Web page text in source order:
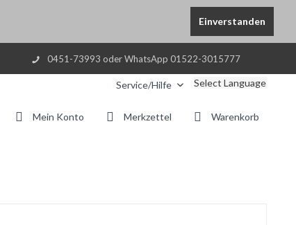
Einverstanden
0451-73993 oder WhatsApp 01522-3015777
Service/Hilfe Select Language
Warenkorb
Merkzettel
Mein Konto